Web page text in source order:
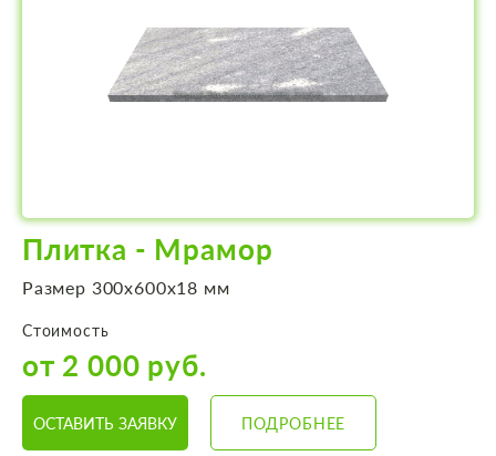
Плитка - Мрамор
Размер 300х600х18 мм
Стоимость
от 2 000 руб.
ОСТАВИТЬ ЗАЯВКУ ПОДРОБНЕЕ